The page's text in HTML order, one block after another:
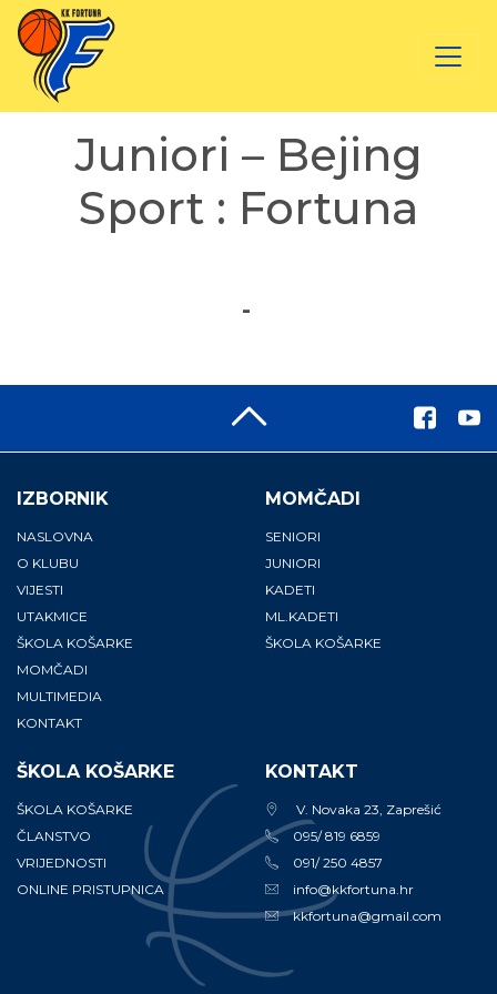
Juniori – Bejing
Sport : Fortuna
-
IZBORNIK
NASLOVNA
O KLUBU
VIJESTI
UTAKMICE
ŠKOLA KOŠARKE
MOMČADI
MULTIMEDIA
KONTAKT
MOMČADI
SENIORI
JUNIORI
KADETI
ML.KADETI
ŠKOLA KOŠARKE
ŠKOLA KOŠARKE
ŠKOLA KOŠARKE
ČLANSTVO
VRIJEDNOSTI
ONLINE PRISTUPNICA
KONTAKT
V. Novaka 23, Zaprešić
095/ 819 6859
091/ 250 4857
info@kkfortuna.hr
kkfortuna@gmail.com